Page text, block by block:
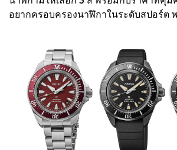
อยากครอบครองนาฬิกาในระดับสปอร์ต